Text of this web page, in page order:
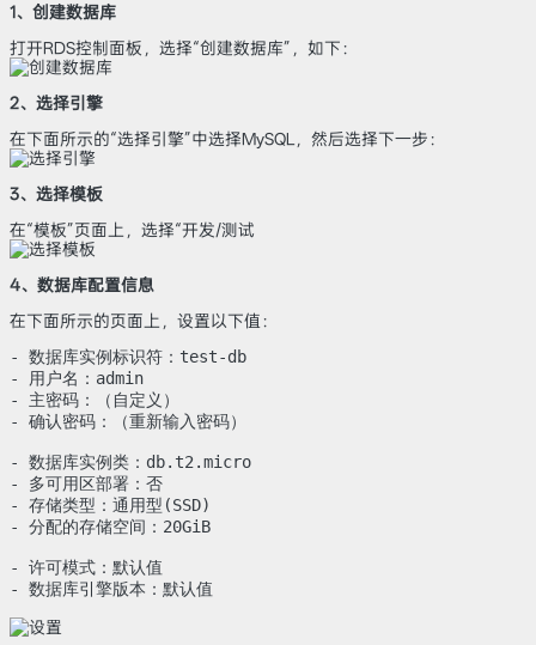
1、创建数据库
打开RDS控制面板，选择“创建数据库”，如下：
2、选择引擎
在下面所示的“选择引擎”中选择MySQL，然后选择下一步：
3、选择模板
在“模板”页面上，选择“开发/测试
4、数据库配置信息
在下面所示的页面上，设置以下值：
- 数据库实例标识符：test-db
- 用户名：admin
- 主密码：（自定义）
- 确认密码：（重新输入密码）
- 数据库实例类：db.t2.micro
- 多可用区部署：否
- 存储类型：通用型(SSD)
- 分配的存储空间：20GiB
- 许可模式：默认值
- 数据库引擎版本：默认值